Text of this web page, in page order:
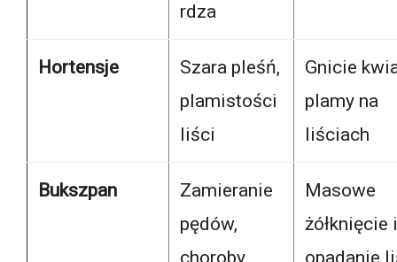
rdza
Hortensje
Szara pleśń,
plamistości
liści
Gnicie
plamy na
liściach
Bukszpan
Zamieranie
pędów,
choroby
Masowe
żółknięcie i
opadanie